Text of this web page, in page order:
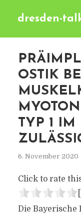
dresden-
OSTIK
TYP 1
6. November 2020
Click to rate
Die